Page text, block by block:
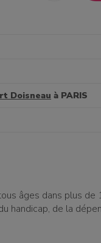
Doisneau à PARIS
âges dans plus de
handicap, de la